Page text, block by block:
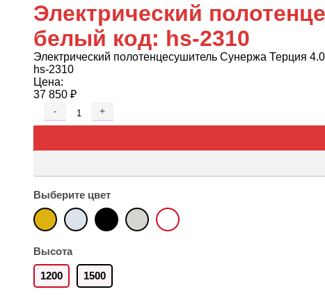
Электрический
белый код: hs-2310
Электрический полотенцесушитель Сунержа Терция
hs-2310
Цена:
37 850 ₽
- +
Выберите цвет
Высота
1200 1500